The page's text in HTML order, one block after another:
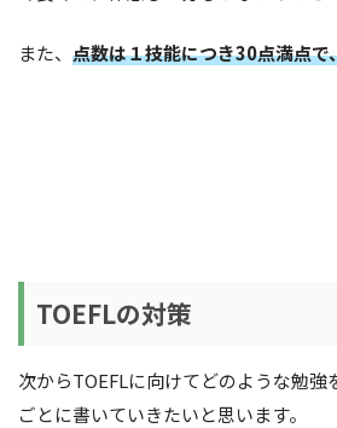
また、 点数は１技能につき30点満点で
TOEFLの対策
次からTOEFLに向けてどのような勉
ごとに書いていきたいと思います。